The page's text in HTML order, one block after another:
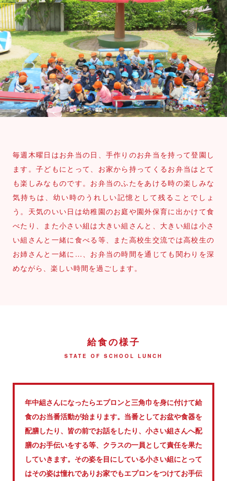
毎週木曜日はお弁当の日、手作りのお弁当を持って登園し
ます。子どもにとって、お家から持ってくるお弁当はとて
も楽しみなものです。お弁当のふたをあける時の楽しみな
気持ちは、幼い時のうれしい記憶として残ることでしょ
う。天気のいい日は幼稚園のお庭や園外保育に出かけて食
べたり、また小さい組は大きい組さんと、大きい組は小さ
い組さんと一緒に食べる等、また高校生交流では高校生の
お姉さんと一緒に…、お弁当の時間を通じても関わりを深
めながら、楽しい時間を過ごします。
給食の様子
STATE OF SCHOOL LUNCH
年中組さんになったらエプロンと三角巾を身に付けて給
食のお当番活動が始まります。当番としてお盆や食器を
配膳したり、皆の前でお話をしたり、小さい組さんへ配
膳のお手伝いをする等、クラスの一員として責任を果た
していきます。その姿を目にしている小さい組にとって
はその姿は憧れでありお家でもエプロンをつけてお手伝